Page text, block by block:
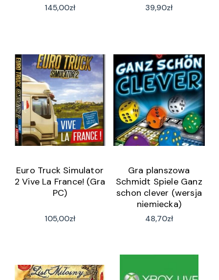
145,00zł 39,90zł
Euro Truck Simulator
2 Vive La France! (Gra
PC)
105,00zł
Gra planszowa
Schmidt Spiele Ganz
schon clever (wersja
niemiecka)
48,70zł